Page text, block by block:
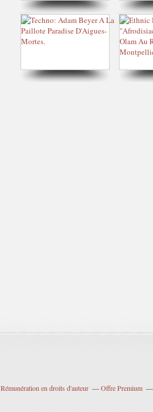
Rémunération en droits d'auteur Offre Premium